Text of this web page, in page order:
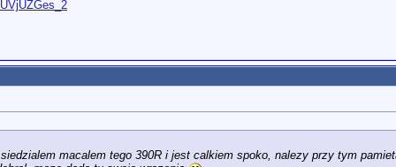
macalem tego 390R i jest calkiem spoko, nalezy przy tym